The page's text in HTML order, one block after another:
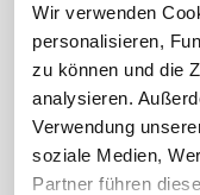
Wir verwenden
personalisieren,
zu können und die
analysieren.
Verwendung
soziale Medien,
Partner führen
Karriere
Service
Newsletter
ifb-medien